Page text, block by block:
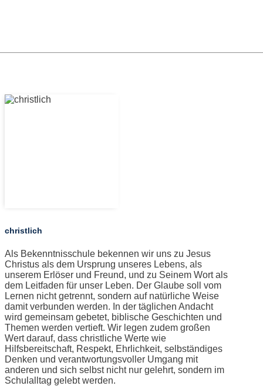
christlich
Als Bekenntnisschule bekennen wir uns zu Jesus
Christus als dem Ursprung unseres Lebens, als
unserem Erlöser und Freund, und zu Seinem Wort als
dem Leitfaden für unser Leben. Der Glaube soll vom
Lernen nicht getrennt, sondern auf natürliche Weise
damit verbunden werden. In der täglichen Andacht
wird gemeinsam gebetet, biblische Geschichten und
Themen werden vertieft. Wir legen zudem großen
Wert darauf, dass christliche Werte wie
Hilfsbereitschaft, Respekt, Ehrlichkeit, selbständiges
Denken und verantwortungsvoller Umgang mit
anderen und sich selbst nicht nur gelehrt, sondern im
Schulalltag gelebt werden.